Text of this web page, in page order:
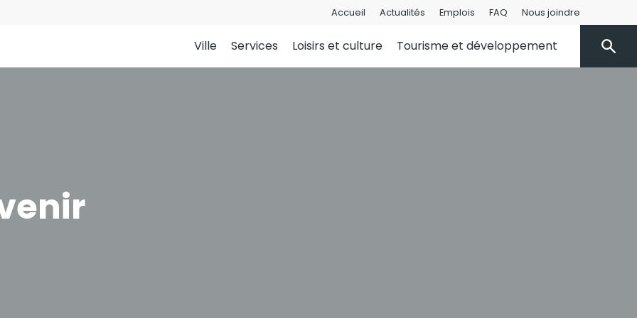
Accueil Actualités Emplois FAQ Nous joindre
Ville Services Loisirs et culture Tourisme et développement